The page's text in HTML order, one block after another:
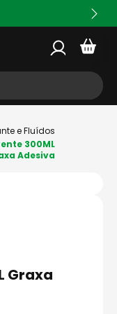
e Fluídos
300ML
Adesiva
Graxa